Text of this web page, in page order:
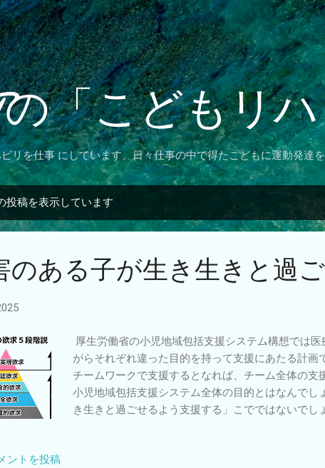
スキップしてメイン コンテンツに
の「こどもリ
リを仕事 にしています。日々仕事の中で得たこどもに運動発達
投稿を表示しています
のある子が生き生きと過
厚生労働省の小児地域包括支援システム構想では
がらそれぞれ違った目的を持って支援にあたる計
チームワークで支援するとなれば、チーム全体の支
小児地域包括支援システム全体の目的とはなんで
き生きと過ごせるよう支援する」こでではないでし
れを施設の種類で考えると病院では生理的欲求や
ントを投稿